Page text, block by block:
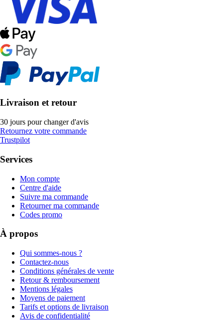
Livraison et retour
30 jours pour changer d'avis
Retournez votre commande
Trustpilot
Services
Mon compte
Centre d'aide
Suivre ma commande
Retourner ma commande
Codes promo
À propos
Qui sommes-nous ?
Contactez-nous
Conditions générales de vente
Retour & remboursement
Mentions légales
Moyens de paiement
Tarifs et options de livraison
Avis de confidentialité